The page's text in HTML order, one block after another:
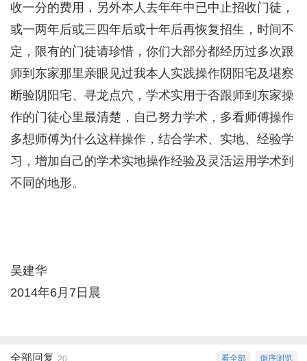
收一分的费用，另外本人去年年中已中止招收门徒，
或一两年后或三四年后或十年后再恢复招生，时间不
定，限有的门徒请珍惜，你们大部分都经历过多次跟
师到东家那里亲眼见过我本人实践操作阴阳宅及堪察
断验阴阳宅、寻龙点穴，学术实用于否跟师到东家操
作的门徒心里最清楚，自己努力学术，多看师傅操作
多想师傅为什么这样操作，结合学术、实地、经验学
习，增加自己的学术实地操作经验及灵活运用学术到
不同的地形。
吴建华
2014年6月7日晨
倒序浏览
看全部
全部回复 20